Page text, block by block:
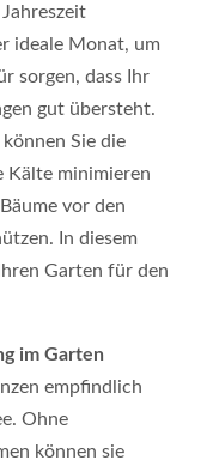
ideale Monat, um
sorgen, dass Ihr
gut übersteht.
Sie die
Kälte minimieren
vor den
In diesem
Garten für den
im Garten
empfindlich
Ohne
können sie